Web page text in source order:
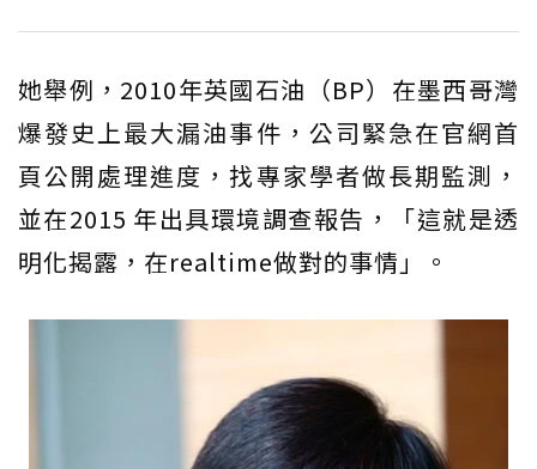
她舉例，2010年英國石油（BP）在墨西哥灣
爆發史上最大漏油事件，公司緊急在官網首
頁公開處理進度，找專家學者做長期監測，
並在2015 年出具環境調查報告，「這就是透
明化揭露，在realtime做對的事情」。